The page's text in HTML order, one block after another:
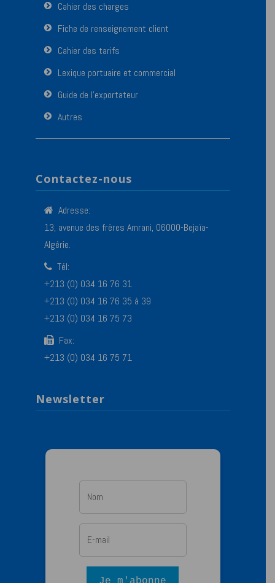
Cahier des charges
Fiche de renseignement client
Cahier des tarifs
Lexique portuaire et commercial
Guide de l’exportateur
Autres
Contactez-nous
Adresse:
13, avenue des frères Amrani, 06000-Bejaïa-
Algérie.
Tél:
+213 (0) 034 16 76 31
+213 (0) 034 16 76 35 à 39
+213 (0) 034 16 75 73
Fax:
+213 (0) 034 16 75 71
Newsletter